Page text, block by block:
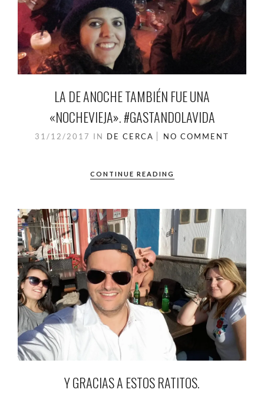
LA DE ANOCHE TAMBIÉN FUE UNA
«NOCHEVIEJA». #GASTANDOLAVIDA
31/12/2017 IN DE CERCA NO COMMENT
CONTINUE READING
Y GRACIAS A ESTOS RATITOS.